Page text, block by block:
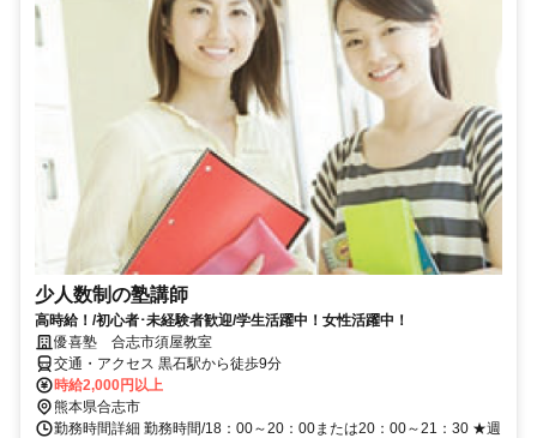
少人数制の塾講師
高時給！/初心者･未経験者歓迎/学生活躍中！女性活躍中！
優喜塾 合志市須屋教室
交通・アクセス 黒石駅から徒歩9分
時給2,000円以上
熊本県合志市
勤務時間詳細 勤務時間/18：00～20：00または20：00～21：30 ★週